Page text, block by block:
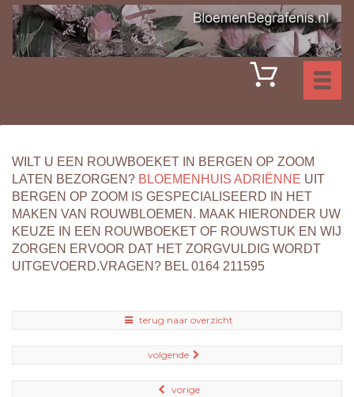
WILT U EEN ROUWBOEKET IN BERGEN OP ZOOM
LATEN BEZORGEN? BLOEMENHUIS ADRIËNNE UIT
BERGEN OP ZOOM IS GESPECIALISEERD IN HET
MAKEN VAN ROUWBLOEMEN. MAAK HIERONDER UW
KEUZE IN EEN ROUWBOEKET OF ROUWSTUK EN WIJ
ZORGEN ERVOOR DAT HET ZORGVULDIG WORDT
UITGEVOERD.VRAGEN? BEL 0164 211595
terug naar overzicht
volgende
vorige